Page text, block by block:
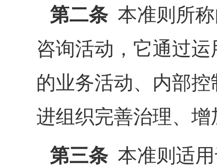
第二条本准则所称
咨询活动，它通过
的业务活动、内部
进组织完善治理、
第三条本准则适用